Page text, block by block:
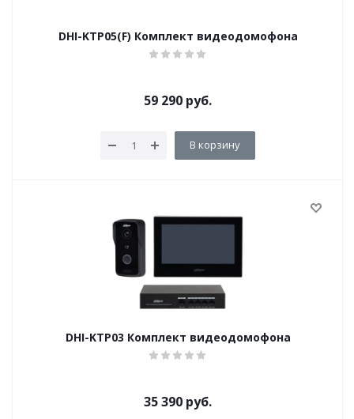
DHI-KTP05(F) Комплект видеодомофона
59 290 руб.
В корзину
DHI-KTP03 Комплект видеодомофона
35 390 руб.